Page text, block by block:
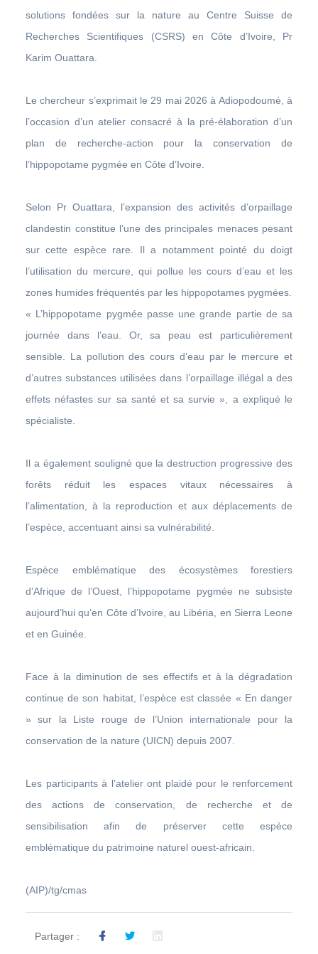
solutions fondées sur la nature au Centre Suisse de
Recherches Scientifiques (CSRS) en Côte d’Ivoire, Pr
Karim Ouattara.
Le chercheur s’exprimait le 29 mai 2026 à Adiopodoumé, à
l’occasion d’un atelier consacré à la pré-élaboration d’un
plan de recherche-action pour la conservation de
l’hippopotame pygmée en Côte d’Ivoire.
Selon Pr Ouattara, l’expansion des activités d’orpaillage
clandestin constitue l’une des principales menaces pesant
sur cette espèce rare. Il a notamment pointé du doigt
l’utilisation du mercure, qui pollue les cours d’eau et les
zones humides fréquentés par les hippopotames pygmées.
« L’hippopotame pygmée passe une grande partie de sa
journée dans l’eau. Or, sa peau est particulièrement
sensible. La pollution des cours d’eau par le mercure et
d’autres substances utilisées dans l’orpaillage illégal a des
effets néfastes sur sa santé et sa survie », a expliqué le
spécialiste.
Il a également souligné que la destruction progressive des
forêts réduit les espaces vitaux nécessaires à
l’alimentation, à la reproduction et aux déplacements de
l’espèce, accentuant ainsi sa vulnérabilité.
Espèce emblématique des écosystèmes forestiers
d’Afrique de l’Ouest, l’hippopotame pygmée ne subsiste
aujourd’hui qu’en Côte d’Ivoire, au Libéria, en Sierra Leone
et en Guinée.
Face à la diminution de ses effectifs et à la dégradation
continue de son habitat, l’espèce est classée « En danger
» sur la Liste rouge de l’Union internationale pour la
conservation de la nature (UICN) depuis 2007.
Les participants à l’atelier ont plaidé pour le renforcement
des actions de conservation, de recherche et de
sensibilisation afin de préserver cette espèce
emblématique du patrimoine naturel ouest-africain.
(AIP)/tg/cmas
Partager :